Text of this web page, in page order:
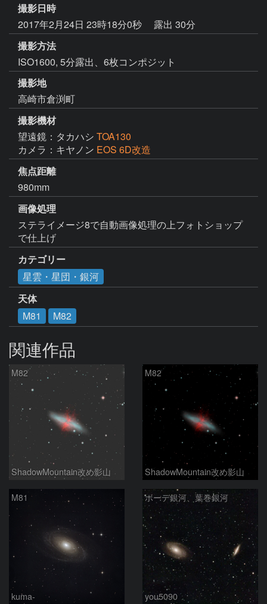
撮影日時
2017年2月24日 23時18分0秒
露出 30分
撮影方法
ISO1600, 5分露出、6枚コンポジット
撮影地
高崎市倉渕町
撮影機材
望遠鏡：タカハシ TOA130
カメラ：キヤノン EOS 6D改造
焦点距離
980mm
画像処理
ステライメージ8で自動画像処理の上フォトショップ
で仕上げ
カテゴリー
星雲・星団・銀河
天体
M81
M82
関連作品
M82
ShadowMountain改め影山
M82
ShadowMountain改め影山
M81
kuma-
ボーデ銀河、葉巻銀河
you5090